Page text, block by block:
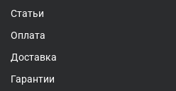
Статьи
Оплата
Доставка
Гарантии